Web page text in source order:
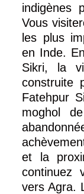
indigènes
Vous
les plus
en Inde.
Sikri, la
construite
Fatehpur
moghol
et la
continuez
vers Agra.